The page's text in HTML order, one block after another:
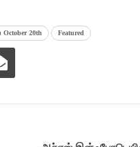
October 20th Featured